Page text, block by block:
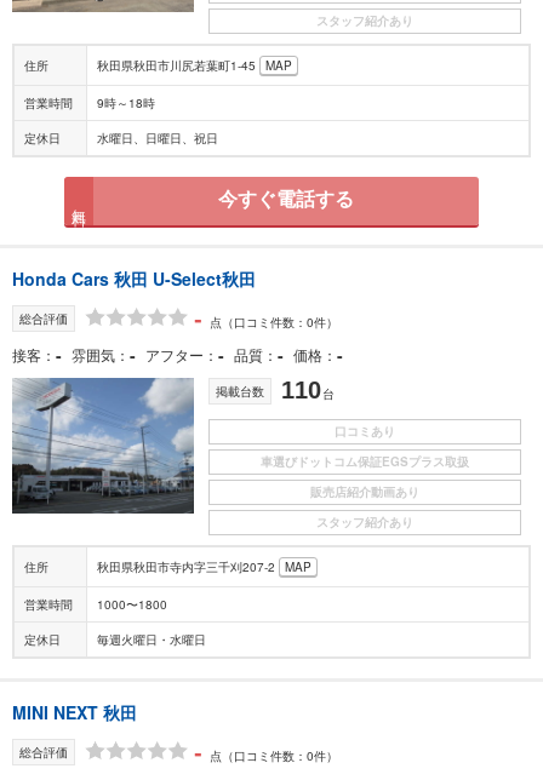
スタッフ紹介あり
住所 秋田県秋田市川尻若葉町1-45 MAP
営業時間 9時～18時
定休日 水曜日、日曜日、祝日
今すぐ電話する
Honda Cars 秋田 U-Select秋田
総合評価 - 点 （口コミ件数：0件）
接客 - 雰囲気 - アフター - 品質 - 価格 -
掲載台数 110台
口コミあり
車選びドットコム保証EGSプラス取扱
販売店紹介動画あり
スタッフ紹介あり
住所 秋田県秋田市寺内字三千刈207-2 MAP
営業時間 1000〜1800
定休日 毎週火曜日・水曜日
MINI NEXT 秋田
総合評価 - 点 （口コミ件数：0件）